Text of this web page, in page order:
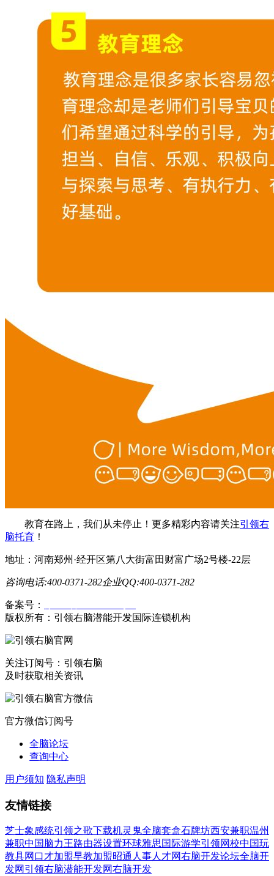
教育在路上，我们从未停止！更多精彩内容请关注引领右
脑托育 ！
地址：河南郑州·经开区第八大街富田财富广场2号楼-22层
咨询电话:400-0371-282企业QQ:400-0371-282
备案号：
版权所有：引领右脑潜能开发国际连锁机构
关注订阅号：引领右脑
及时获取相关资讯
官方微信订阅号
全脑论坛
查询中心
用户须知 隐私声明
友情链接
芝士象感统引领之歌下载机灵鬼全脑套盒石牌坊西安兼职温州
兼职中国脑力王路由器设置环球雅思国际游学引领网校中国玩
教具网 口才加盟早教加盟昭通人事人才网右脑开发论坛全脑开
发网 引领右脑潜能开发网右脑开发